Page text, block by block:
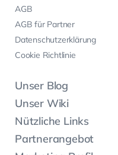
AGB
AGB für Partner
Datenschutzerklärung
Cookie Richtlinie
Unser Blog
Unser Wiki
Nützliche Links
Partnerangebot